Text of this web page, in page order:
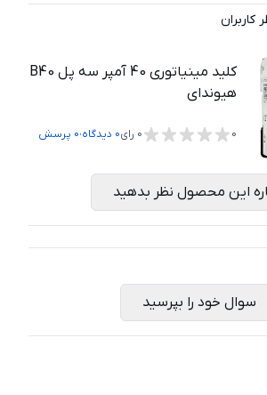
کلید مینیاتوری 40 آمپر سه پل B40
هیوندای
0
0 رای0 دیدگاه،0 پرسش
این محصول نظر بدهید
سوال خود را بپرسید